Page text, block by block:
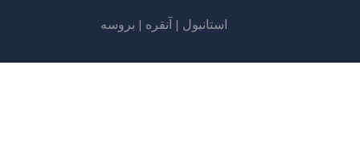
استانبول | آنقره | بروسه